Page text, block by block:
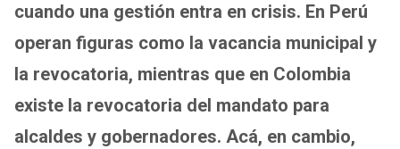
cuando una gestión entra en crisis. En Perú
operan figuras como la vacancia municipal y
la revocatoria, mientras que en Colombia
existe la revocatoria del mandato para
alcaldes y gobernadores. Acá, en cambio,